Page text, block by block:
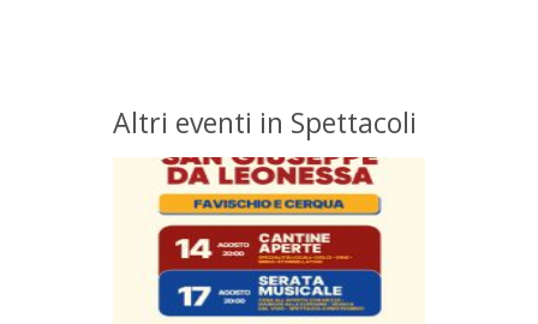
Altri eventi in Spettacoli